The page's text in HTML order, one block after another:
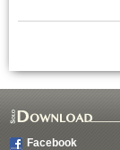
Facebook